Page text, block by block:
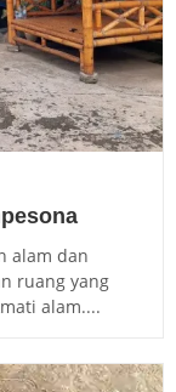
alam dan
ruang yang
alam....